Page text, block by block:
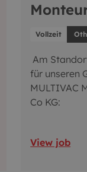
Vollzeit
Am
für unseren
MULTIVAC
Co KG:
View job